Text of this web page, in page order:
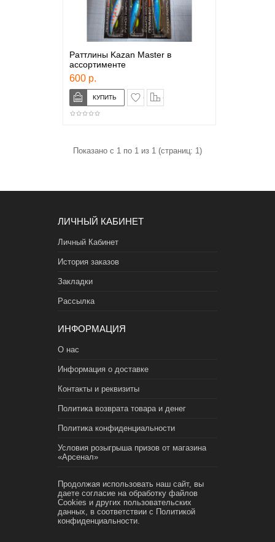
Раттлины Kazan Master в
ассортименте
600 р.
в закладки
Показано с 1 по 1 из 1 (страниц: 1)
ЛИЧНЫЙ КАБИНЕТ
Личный Кабинет
История заказов
Закладки
Рассылка
ИНФОРМАЦИЯ
О нас
Информация о доставке
Контакты и реквизиты
Политика возврата товара и денег
Политика конфиденциальности
Условия розыгрыша призов от магазина
«Арсенал»
Продолжая использовать наш сайт, вы
даете согласие на обработку файлов
Cookies и других пользовательских
данных, в соответствии с Политикой
конфиденциальности.